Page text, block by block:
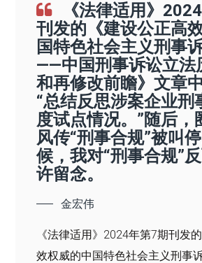
《法律适用》
刊发的《建设公正高
国特色社会主义刑事
——中国刑事诉讼立法
和再修改前瞻》文章
“总结反思涉案企业刑
度试点情况。”随后，
风传“刑事合规”被叫
候，我对“刑事合规”
许留念。
金宏伟
《法律适用》2024年第7期刊发
效权威的中国特色社会主义刑事